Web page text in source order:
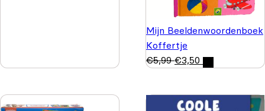
Mijn Beeldenwoordenboek
Koffertje
€5,99 €3,50